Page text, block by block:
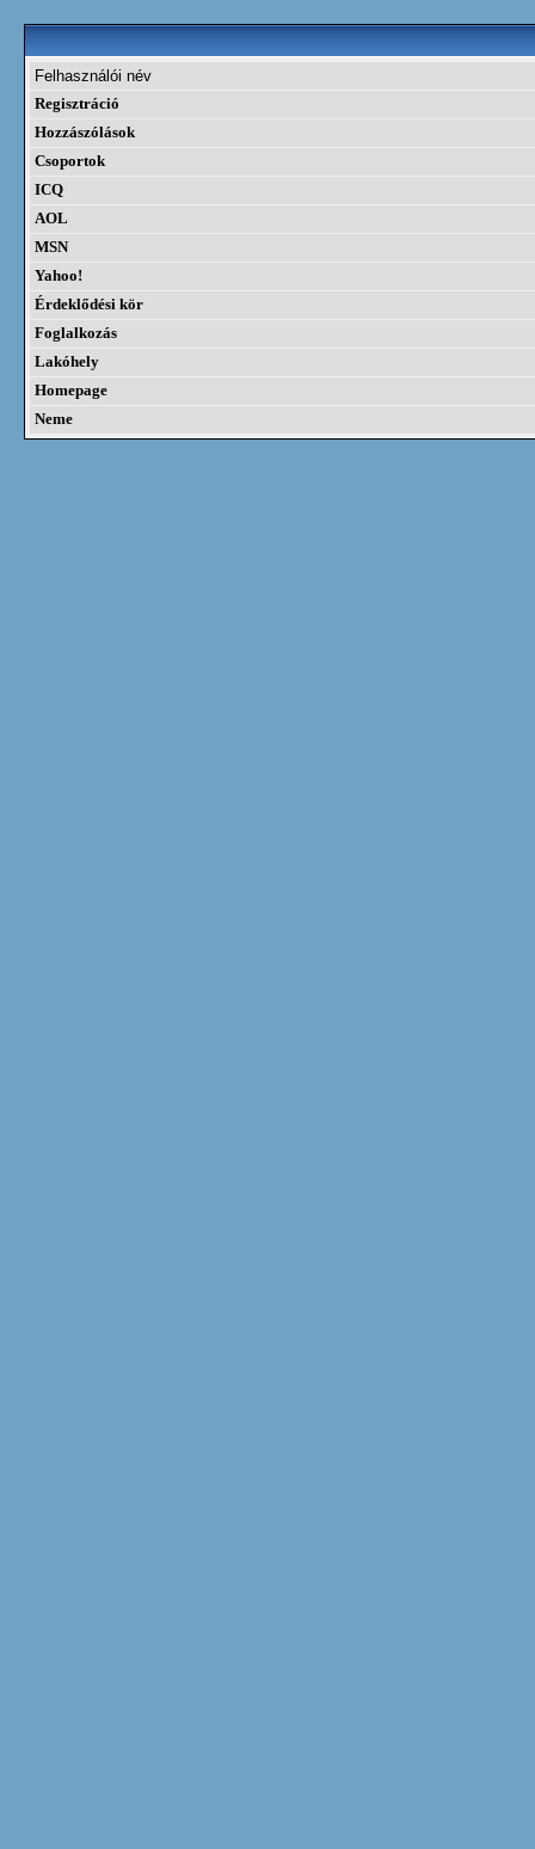
Felhasználói név
Regisztráció
Hozzászólások
Csoportok
ICQ
AOL
MSN
Yahoo!
Érdeklődési kör
Foglalkozás
Lakóhely
Homepage
Neme